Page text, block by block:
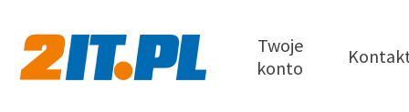
Twoje
konto